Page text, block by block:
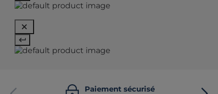
Paiement sécurisé